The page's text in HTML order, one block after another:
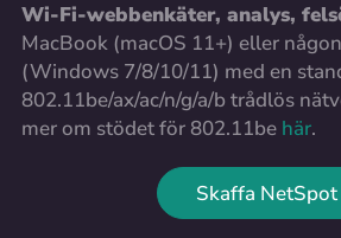
Wi-Fi-webbenkäter, analys,
MacBook (macOS 11+) eller
(Windows 7/8/10/11) med en
802.11be/ax/ac/n/g/a/b trådlös
mer om stödet för 802.11be här.
Skaffa NetSpot